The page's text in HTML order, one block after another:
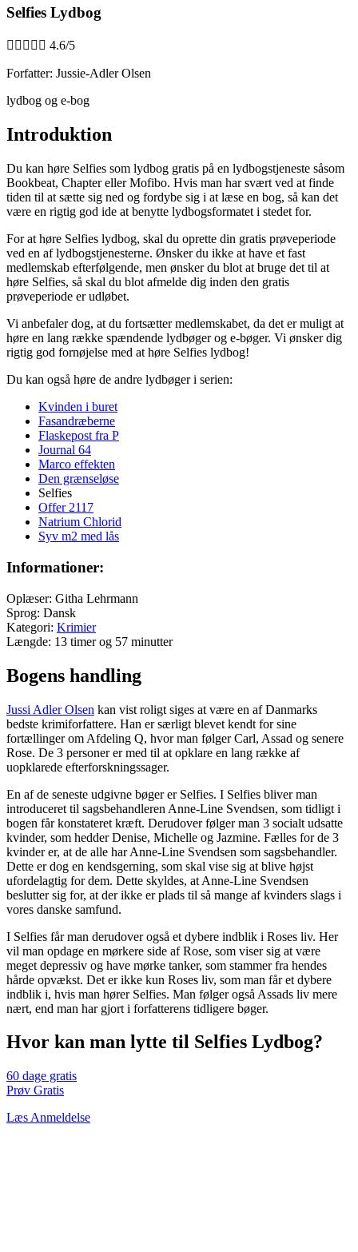
Selfies Lydbog
     4.6/5
Forfatter: Jussie-Adler Olsen
lydbog og e-bog
Introduktion
Du kan høre Selfies som lydbog gratis på en lydbogstjeneste såsom
Bookbeat, Chapter eller Mofibo. Hvis man har svært ved at finde
tiden til at sætte sig ned og fordybe sig i at læse en bog, så kan det
være en rigtig god ide at benytte lydbogsformatet i stedet for.
For at høre Selfies lydbog, skal du oprette din gratis prøveperiode
ved en af lydbogstjenesterne. Ønsker du ikke at have et fast
medlemskab efterfølgende, men ønsker du blot at bruge det til at
høre Selfies, så skal du blot afmelde dig inden den gratis
prøveperiode er udløbet.
Vi anbefaler dog, at du fortsætter medlemskabet, da det er muligt at
høre en lang række spændende lydbøger og e-bøger. Vi ønsker dig
rigtig god fornøjelse med at høre Selfies lydbog!
Du kan også høre de andre lydbøger i serien:
Kvinden i buret
Fasandræberne
Flaskepost fra P
Journal 64
Marco effekten
Den grænseløse
Selfies
Offer 2117
Natrium Chlorid
Syv m2 med lås
Informationer:
Oplæser: Githa Lehrmann
Sprog: Dansk
Kategori: Krimier
Længde: 13 timer og 57 minutter
Bogens handling
Jussi Adler Olsen kan vist roligt siges at være en af Danmarks
bedste krimiforfattere. Han er særligt blevet kendt for sine
fortællinger om Afdeling Q, hvor man følger Carl, Assad og senere
Rose. De 3 personer er med til at opklare en lang række af
uopklarede efterforskningssager.
En af de seneste udgivne bøger er Selfies. I Selfies bliver man
introduceret til sagsbehandleren Anne-Line Svendsen, som tidligt i
bogen får konstateret kræft. Derudover følger man 3 socialt udsatte
kvinder, som hedder Denise, Michelle og Jazmine. Fælles for de 3
kvinder er, at de alle har Anne-Line Svendsen som sagsbehandler.
Dette er dog en kendsgerning, som skal vise sig at blive højst
ufordelagtig for dem. Dette skyldes, at Anne-Line Svendsen
beslutter sig for, at der ikke er plads til så mange af kvinders slags i
vores danske samfund.
I Selfies får man derudover også et dybere indblik i Roses liv. Her
vil man opdage en mørkere side af Rose, som viser sig at være
meget depressiv og have mørke tanker, som stammer fra hendes
hårde opvækst. Det er ikke kun Roses liv, som man får et dybere
indblik i, hvis man hører Selfies. Man følger også Assads liv mere
nært, end man har gjort i forfatterens tidligere bøger.
Hvor kan man lytte til Selfies Lydbog?
60 dage gratis
Prøv Gratis
Læs Anmeldelse